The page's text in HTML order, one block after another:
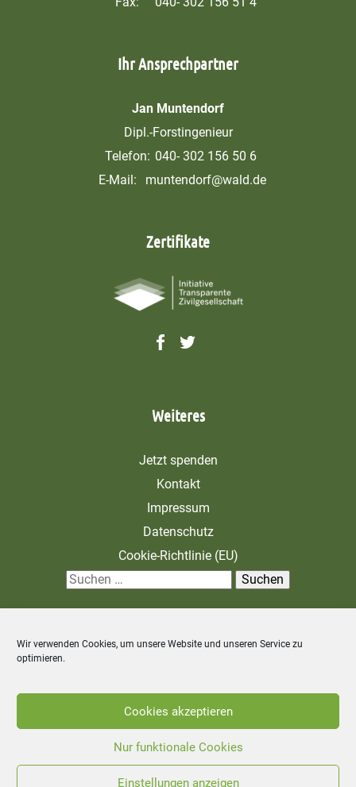
Wir verwenden Cookies, um unsere Website und unseren Service zu
optimieren.
Cookies akzeptieren
Nur funktionale Cookies
Einstellungen anzeigen
Ihr Ansprechpartner
Jan Muntendorf
Dipl.-Forstingenieur
Telefon: 040- 302 156 50 6
E-Mail:
muntendorf@wald.de
Zertifikate
Weiteres
Jetzt spenden
Kontakt
Impressum
Datenschutz
Cookie-Richtlinie (EU)
S
h
n
c
Stiftung Unternehmen Wald - Alle Rechte vorbehalten.